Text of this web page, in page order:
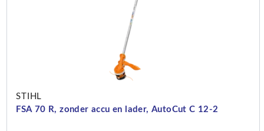
STIHL
FSA 70 R, zonder accu en lader, AutoCut C 12-2